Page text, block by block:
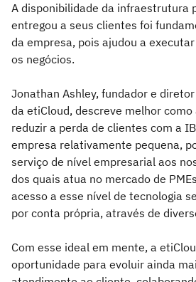
A disponibilidade da infraestrutura
entregou a seus clientes foi
da empresa, pois ajudou a
os negócios.
Jonathan Ashley, fundador e
da etiCloud, descreve melhor
reduzir a perda de clientes com a
empresa relativamente pequena,
serviço de nível empresarial aos
dos quais atua no mercado de
acesso a esse nível de tecnologia
por conta própria, através de
Com esse ideal em mente, a
oportunidade para evoluir ainda